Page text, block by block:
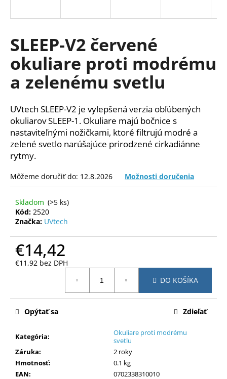
SLEEP-V2 červené
okuliare proti modrému
a zelenému svetlu
UVtech SLEEP-V2 je vylepšená verzia obľúbených
okuliarov SLEEP-1. Okuliare majú bočnice s
nastaviteľnými nožičkami, ktoré filtrujú modré a
zelené svetlo narúšajúce prirodzené cirkadiánne
rytmy.
Môžeme doručiť do: 12.8.2026 Možnosti doručenia
Skladom (>5 ks)
Kód: 2520
Značka: UVtech
€14,42
€11,92 bez DPH
DO KOŠÍKA
Kategória:
Okuliare proti modrému
svetlu
Záruka:
2 roky
Hmotnosť:
0.1 kg
EAN: 0702338310010
Opýtať sa Zdieľať
s
ť
?
HĽADAŤ
O
d
p
ú
a
m
e